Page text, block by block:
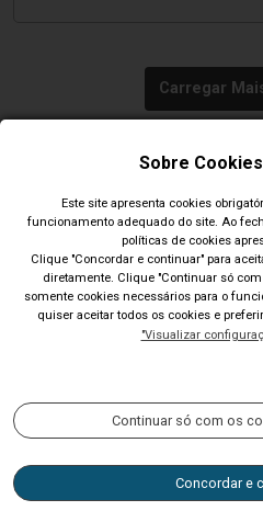
Carregar
Todos os
Sobre
Este site apresenta cookies
funcionamento adequado do site. Ao
políticas de cookies
Clique "Concordar e continuar" para
diretamente. Clique "Continuar só
somente cookies necessários para o
quiser aceitar todos os cookies e
"Visualizar
Continuar só com os
Concordar e
Município de São Leopoldo - RS
Av. Dom João Becker, 754,
2200-0201 CNPJ: 89.814.693/0001-
Horário de atendimento: 9h às 14h